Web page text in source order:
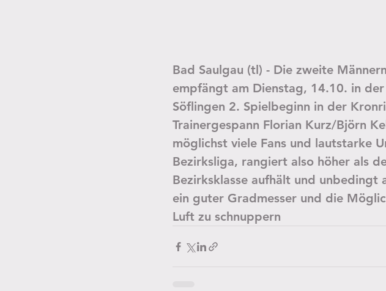
Bad Saulgau (tl) - Die zweite
empfängt am Dienstag, 14.10. in
Söflingen 2. Spielbeginn in der
Trainergespann Florian Kurz/Björn
möglichst viele Fans und lautstarke
Bezirksliga, rangiert also höher als
Bezirksklasse aufhält und unbedingt
ein guter Gradmesser und die
Luft zu schnuppern